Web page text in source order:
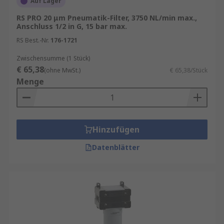
sind die Wartungsanzeige und der automatische
oder manuelle Ablass.
Pneumatik-Filter kaufen
RS bietet eine große Auswahl an
Druckluftgeräten einschließlich
Filterkomponenten wie diese Filter, um
Verschmutzungen zu entfernen. Wir haben
Konfigurationen auf Lager, einschließlich
verschiedener Filtergrößen, Anschlüsse und
Abflussarten, einschließlich automatischer und
Anwendungen von Pneumatik-Filtern
RS PRO 20 μm Pneumatik-Filter, 3750 NL/min max.,
Anschluss 1/2 in G, 15 bar max.
RS Best.-Nr. 176-1721
Zwischensumme (1 Stück)
€ 65,38(ohne MwSt.) € 65,38/Stück
Menge
Hinzufügen
Datenblätter